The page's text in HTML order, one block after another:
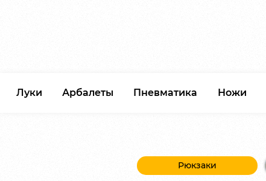
Луки Арбалеты Пневматика Ножи
Рюкзаки